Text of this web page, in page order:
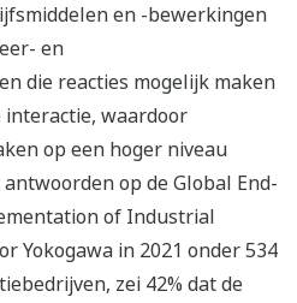
en -bewerkingen
en
die reacties mogelijk maken
waardoor
op een hoger niveau
op de Global End-
of Industrial
Yokogawa in 2021 onder 534
zei 42% dat de